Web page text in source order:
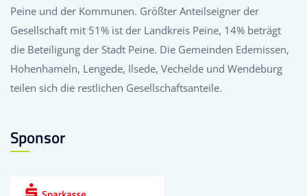
Peine und der Kommunen. Größter Anteilseigner der
Gesellschaft mit 51% ist der Landkreis Peine, 14% beträgt
die Beteiligung der Stadt Peine. Die Gemeinden Edemissen,
Hohenhameln, Lengede, Ilsede, Vechelde und Wendeburg
teilen sich die restlichen Gesellschaftsanteile.
Sponsor